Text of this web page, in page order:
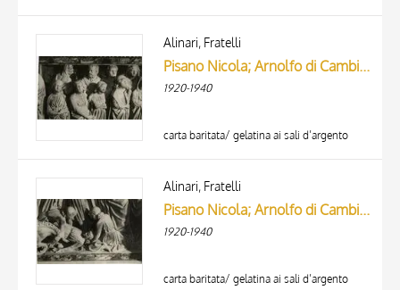
Alinari, Fratelli
Pisano Nicola; Arnolfo di Cambio; Lapo - sec. XIII - Testimoni al miracolo della resurrezione di Napoleone Orsini
1920-1940
carta baritata/ gelatina ai sali d’argento
Alinari, Fratelli
Pisano Nicola; Arnolfo di Cambio; Lapo - sec. XIII - Napoleone Orsini caduto da cavallo
1920-1940
carta baritata/ gelatina ai sali d’argento